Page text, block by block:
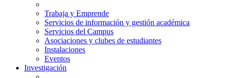
Trabaja y Emprende
Servicios de información y gestión académica
Servicios del Campus
Asociaciones y clubes de estudiantes
Instalaciones
Eventos
Investigación